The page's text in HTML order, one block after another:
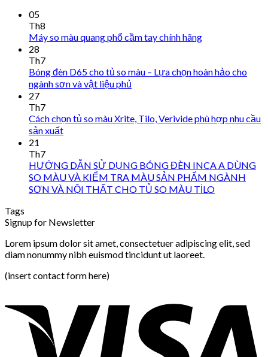
05
Th8
Máy so màu quang phổ cầm tay chính hãng
28
Th7
Bóng đèn D65 cho tủ so màu – Lựa chọn hoàn hảo cho
ngành sơn và vật liệu phủ
27
Th7
Cách chọn tủ so màu Xrite, Tilo, Verivide phù hợp nhu cầu
sản xuất
21
Th7
HƯỚNG DẪN SỬ DỤNG BÓNG ĐÈN INCA A DÙNG
SO MÀU VÀ KIỂM TRA MÀU SẢN PHẨM NGÀNH
SƠN VÀ NỘI THẤT CHO TỦ SO MÀU TİLO
Tags
Signup for Newsletter
Lorem ipsum dolor sit amet, consectetuer adipiscing elit, sed
diam nonummy nibh euismod tincidunt ut laoreet.
(insert contact form here)